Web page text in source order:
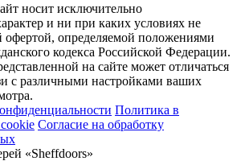
носит исключительно
и ни при каких условиях не
офертой, определяемой положениями
кодекса Российской Федерации.
на сайте может отличаться
с различными настройками ваших
Политика в
Согласие на обработку
«Sheffdoors»